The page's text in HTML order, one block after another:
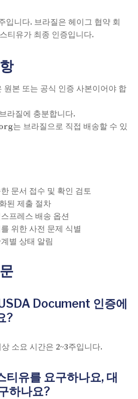
입니다. 브라질은 헤이그 협약 회
티유가 최종 인증입니다.
본 또는 공식 인증 사본이어야 합
라질에 충분합니다.
는 브라질으로 직접 배송할 수 있
문서 접수 및 확인 검토
된 제출 절차
프레스 배송 옵션
위한 사전 문제 식별
별 상태 알림
Document 인증에
?
소요 시간은 2~3주입니다.
티유를 요구하나요, 대
하나요?